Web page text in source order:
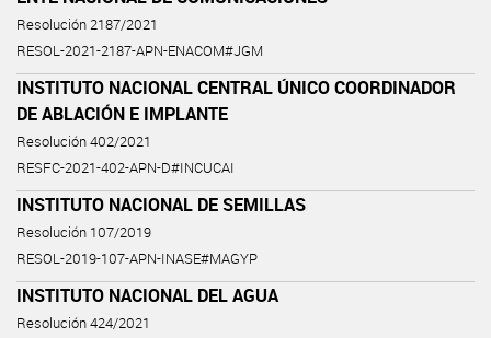
Resolución 2187/2021
RESOL-2021-2187-APN-ENACOM#JGM
INSTITUTO NACIONAL CENTRAL ÚNICO COORDINADOR
DE ABLACIÓN E IMPLANTE
Resolución 402/2021
RESFC-2021-402-APN-D#INCUCAI
INSTITUTO NACIONAL DE SEMILLAS
Resolución 107/2019
RESOL-2019-107-APN-INASE#MAGYP
INSTITUTO NACIONAL DEL AGUA
Resolución 424/2021